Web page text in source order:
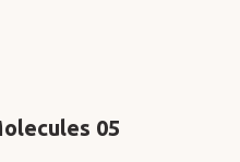
05